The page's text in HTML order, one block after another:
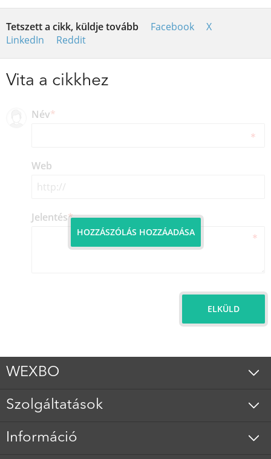
Tetszett a cikk, küldje tovább Facebook
X
LinkedIn
Reddit
Vita a cikkhez
HOZZÁSZÓLÁS HOZZÁADÁSA
Név*
Web
Jelentés*
ELKÜLD
WEXBO
Szolgáltatások
Információ